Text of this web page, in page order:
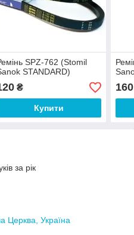
SPZ-762 (Stomil
STANDARD)
₴
Купити
160
за рік
Церква, Україна